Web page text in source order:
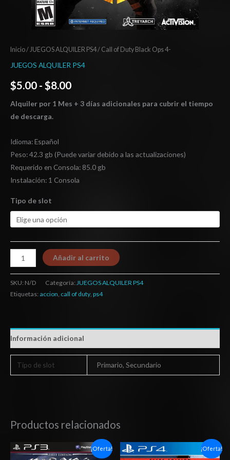
Inicio/ JUEGOS ALQUILER PS4/ Call of Duty Black Ops 4-
JUEGOS ALQUILER PS4
$5.00 - $8.00
Alquiler por 1 Mes + 3 días adicionales para cubrir el tiempo
de descarga.
Idioma: Español
Peso: 42.3 gb (Puede variar debido a las actualizaciones)
Requerido en Consola: 85.0 gb
Instalación: 1 Consola
Tipo de slot
Añadir al carrito
SKU: N/D Categoría: JUEGOS ALQUILER PS4
Etiquetas: accion, call of duty, ps4
Información adicional
Tipo de slot Primario, Secundario
Productos relacionados
¡Oferta!
El
precio
El
precio
¡Oferta!
Rango
de